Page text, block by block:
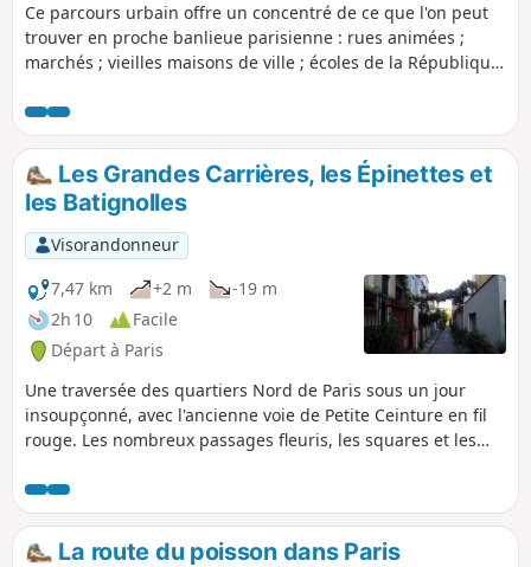
Ce parcours urbain offre un concentré de ce que l'on peut
trouver en proche banlieue parisienne : rues animées ;
marchés ; vieilles maisons de ville ; écoles de la République
tours plus récentes ; anciens ateliers et quelques usines
encore sur place ; espaces verts ; quartiers en pleine
évolution. Ajouter à cela une déambulation dans le célèbre
Marché aux puces, un joli point de vue sur la Seine et un
bref aperçu du mythique Stade Bauer.
Les Grandes Carrières, les Épinettes et
les Batignolles
Visorandonneur
7,47 km
+2 m
-19 m
2h 10
Facile
Départ à Paris
Une traversée des quartiers Nord de Paris sous un jour
insoupçonné, avec l'ancienne voie de Petite Ceinture en fil
rouge. Les nombreux passages fleuris, les squares et les
capitale.
La route du poisson dans Paris